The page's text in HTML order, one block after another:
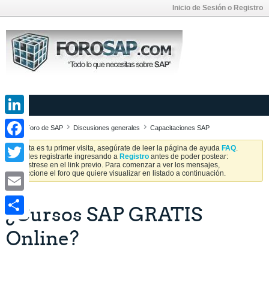
Inicio de Sesión o Registro
Foro de SAP Discusiones generales Capacitaciones SAP
Si esta es tu primer visita, asegúrate de leer la página de ayuda FAQ.
Puedes registrarte ingresando a Registro antes de poder postear:
Regístrese en el link previo. Para comenzar a ver los mensajes,
seleccione el foro que quiere visualizar en listado a continuación.
¿Cursos SAP GRATIS
Online?
LinkedIn
Facebook
Twitter
Email
Share